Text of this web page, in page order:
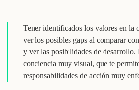
Tener identificados los valores en la
ver los posibles gaps al comparar
y ver las posibilidades de desarrollo.
conciencia muy visual, que te
responsabilidades de acción muy